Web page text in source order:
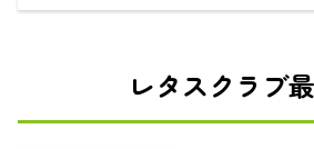
レタスクラブ